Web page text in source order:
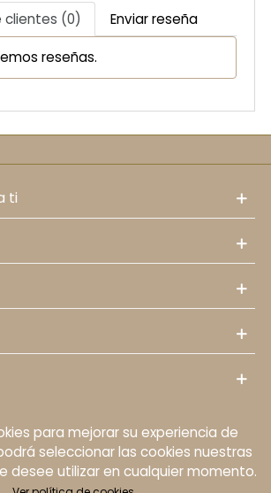
clientes (0) Enviar reseña
reseñas.
ti
cookies Aviso legal
Política de
datos personales
Términos y
condiciones
para mejorar su experiencia de
seleccionar las cookies nuestras
desee utilizar en cualquier momento.